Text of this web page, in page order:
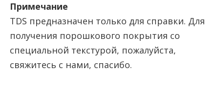
Примечание
TDS предназначен только для справки. Для
получения порошкового покрытия со
специальной текстурой, пожалуйста,
свяжитесь с нами, спасибо.